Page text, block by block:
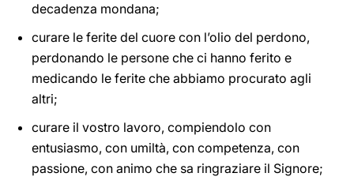
decadenza mondana;
curare le ferite del cuore con l’olio del perdono,
perdonando le persone che ci hanno ferito e
medicando le ferite che abbiamo procurato agli
altri;
curare il vostro lavoro, compiendolo con
entusiasmo, con umiltà, con competenza, con
passione, con animo che sa ringraziare il Signore;